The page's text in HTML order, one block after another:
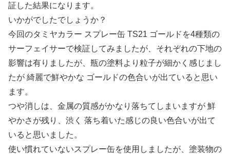
証した結果になります。
いかがでしたでしょうか？
今回のタミヤカラー スプレー缶 TS21 ゴールドを4種類の
サーフェイサーで検証してみましたが、それぞれの下地の
影響は有りましたが、瓶の塗料より粒子が細かく感じまし
たが 綺麗で鮮やかな ゴールドの色合いが出ていると思い
ます。
つや消しは、金属の質感がかなり落ちてしまいますが 鮮
やかさが残り、渋く 落ち着いた感じの良い色合いが出て
いると思いました。
使い慣れていないスプレー缶を使用しましたが、塗装物の